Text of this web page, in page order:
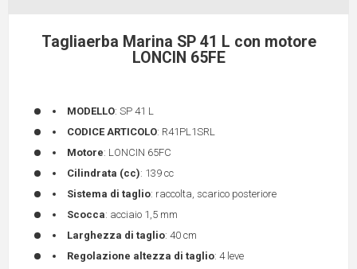
Tagliaerba Marina SP 41 L con motore
LONCIN 65FE
MODELLO: SP 41 L
CODICE ARTICOLO: R41PL1SRL
Motore: LONCIN 65FC
Cilindrata (cc): 139 cc
Sistema di taglio: raccolta, scarico posteriore
Scocca: acciaio 1,5 mm
Larghezza di taglio: 40 cm
Regolazione altezza di taglio: 4 leve